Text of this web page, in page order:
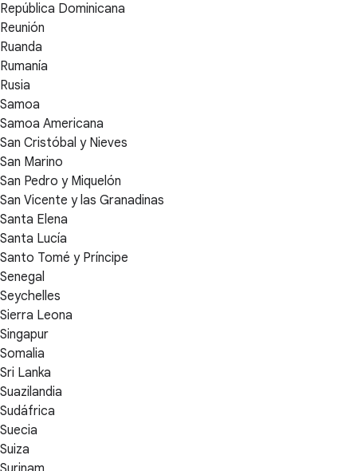
República Dominicana
Reunión
Ruanda
Rumanía
Rusia
Samoa
Samoa Americana
San Cristóbal y Nieves
San Marino
San Pedro y Miquelón
San Vicente y las Granadinas
Santa Elena
Santa Lucía
Santo Tomé y Príncipe
Senegal
Seychelles
Sierra Leona
Singapur
Somalia
Sri Lanka
Suazilandia
Sudáfrica
Suecia
Suiza